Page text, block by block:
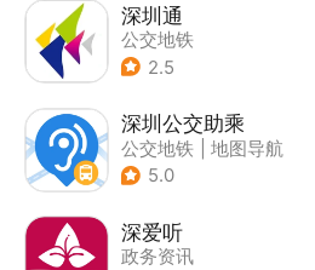
深圳通
公交地铁
2.5
深圳公交助乘
公交地铁
地图导航
5.0
深爱听
政务资讯